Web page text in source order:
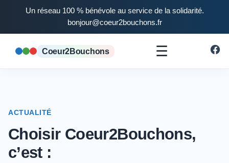
Un réseau 100 % bénévole au service de la solidarité.
bonjour@coeur2bouchons.fr
Coeur2Bouchons ☰
ACTUALITÉ
Choisir Coeur2Bouchons,
c’est :